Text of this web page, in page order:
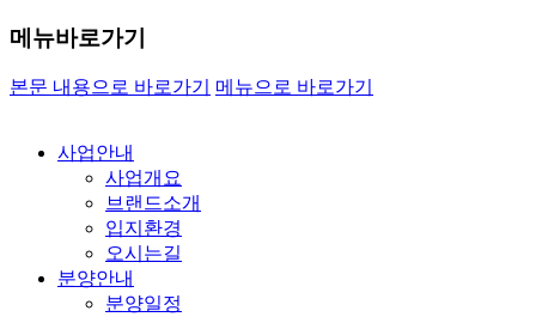
메뉴바로가기
본문 내용으로 바로가기 메뉴으로 바로가기
사업안내
사업개요
브랜드소개
입지환경
오시는길
분양안내
분양일정